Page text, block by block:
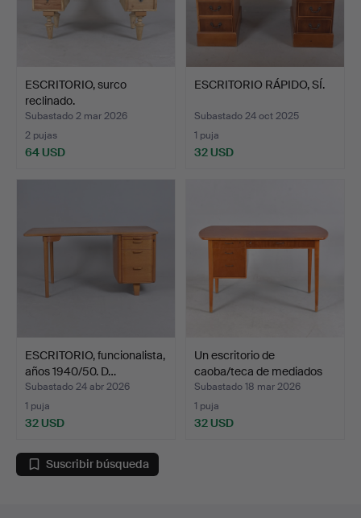
ESCRITORIO, surco
reclinado.
Subastado 2 mar 2026
2 pujas
64 USD
ESCRITORIO RÁPIDO, SÍ.
Subastado 24 oct 2025
1 puja
32 USD
ESCRITORIO, funcionalista,
años 1940/50. D…
Subastado 24 abr 2026
1 puja
32 USD
Un escritorio de
caoba/teca de mediados
de…
Subastado 18 mar 2026
1 puja
32 USD
Suscribir búsqueda